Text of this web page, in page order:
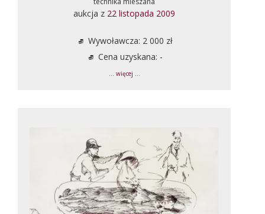
aukcja z 22 listopada 2009
Wywoławcza: 2 000 zł
Cena uzyskana: -
... więcej ...